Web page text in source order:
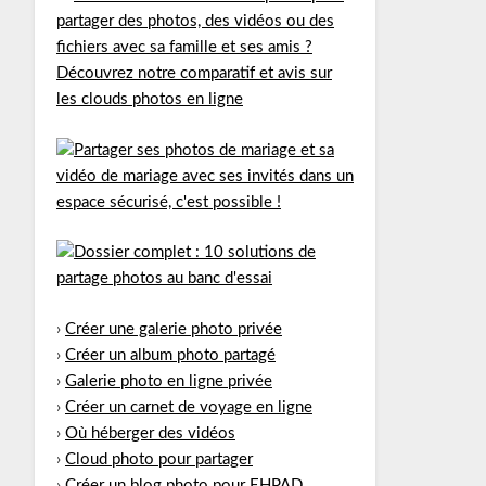
› Créer une galerie photo privée
› Créer un album photo partagé
› Galerie photo en ligne privée
› Créer un carnet de voyage en ligne
› Où héberger des vidéos
› Cloud photo pour partager